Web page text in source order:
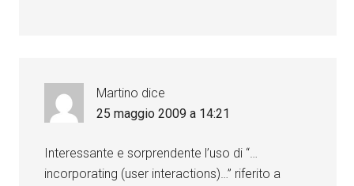
Martino dice
25 maggio 2009 a 14:21
Interessante e sorprendente l’uso di “…
incorporating (user interactions)…” riferito a